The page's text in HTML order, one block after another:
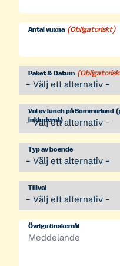
Antal vuxna (Obligatoriskt)
Paket & Datum
Val av lunch på Sommarland
inkluderat)
Typ av boende
Tillval
Övriga önskemål